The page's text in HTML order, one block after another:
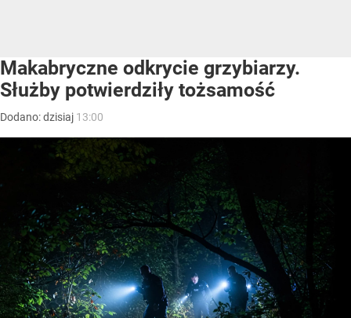
Makabryczne odkrycie grzybiarzy.
Służby potwierdziły tożsamość
Dodano:dzisiaj 13:00